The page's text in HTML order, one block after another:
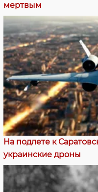
мертвым
На подлете к
украинские дроны